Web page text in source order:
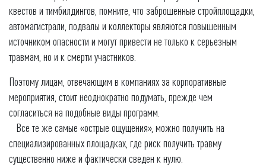
квестов и тимбилдингов, помните, что заброшенные стройплощадки,
автомагистрали, подвалы и коллекторы являются повышенным
источником опасности и могут привести не только к серьезным
травмам, но и к смерти участников.
Поэтому лицам, отвечающим в компаниях за корпоративные
мероприятия, стоит неоднократно подумать, прежде чем
согласиться на подобные виды программ.
Все те же самые «острые ощущения», можно получить на
специализированных площадках, где риск получить травму
существенно ниже и фактически сведен к нулю.